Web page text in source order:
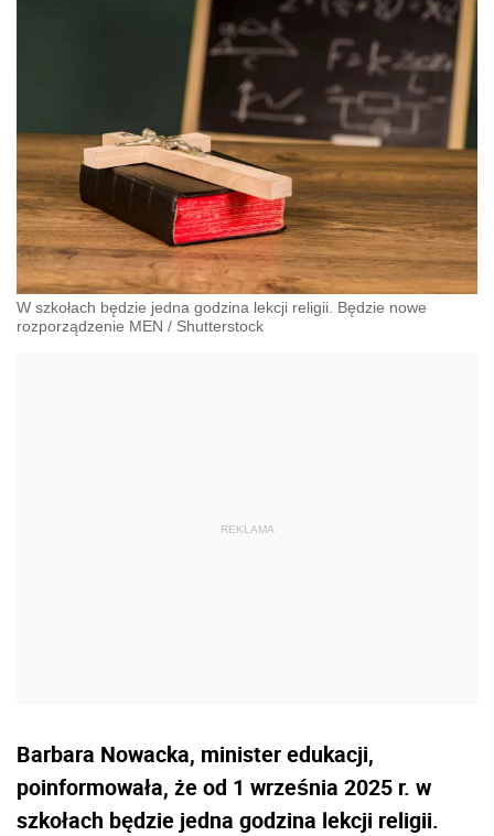
W szkołach będzie jedna godzina lekcji religii. Będzie nowe
rozporządzenie MEN / Shutterstock
Barbara Nowacka, minister edukacji,
poinformowała, że od 1 września 2025 r. w
szkołach będzie jedna godzina lekcji religii.